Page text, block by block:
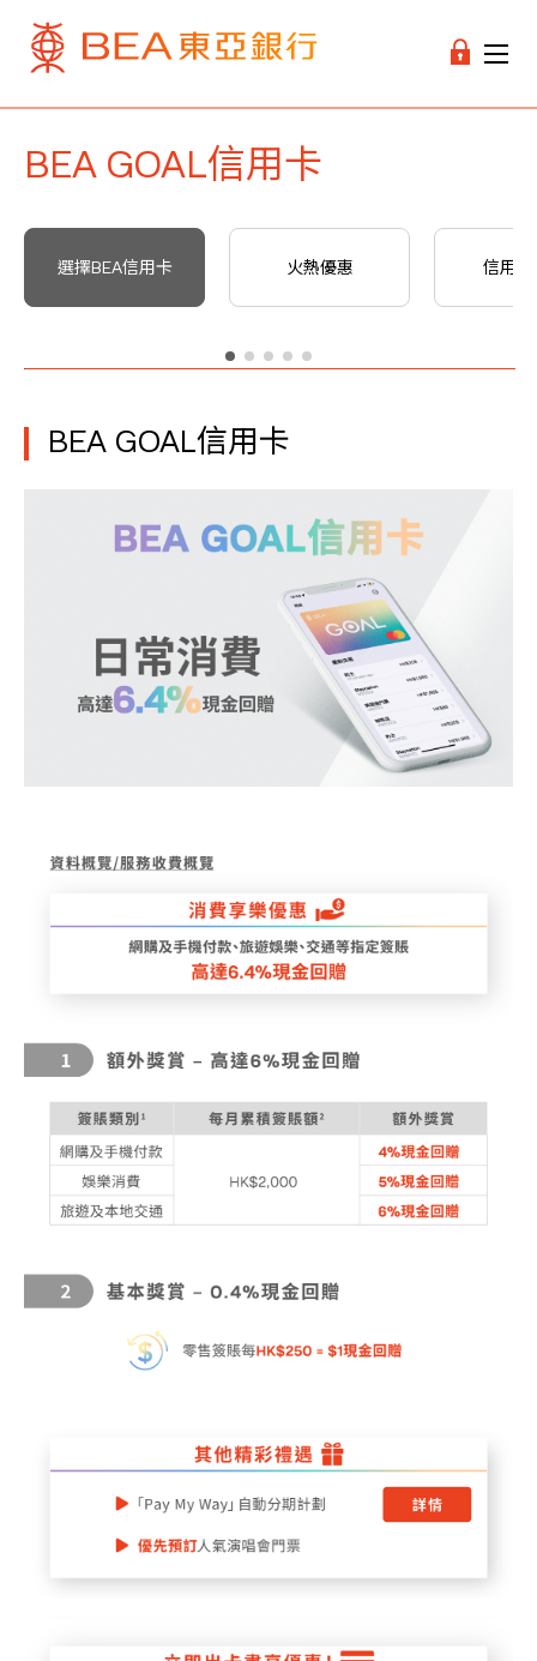
BEA GOAL信用卡
選擇BEA信用卡 火熱優惠 信用卡
BEA GOAL信用卡